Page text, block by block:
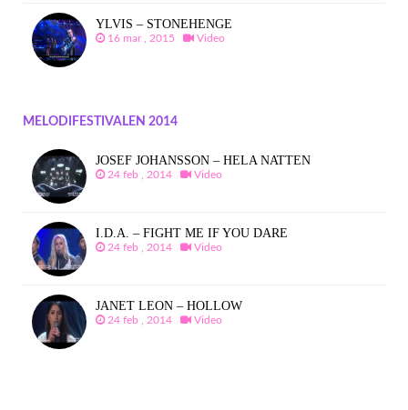
YLVIS – STONEHENGE
16 mar , 2015 Video
MELODIFESTIVALEN 2014
JOSEF JOHANSSON – HELA NATTEN
24 feb , 2014 Video
I.D.A. – FIGHT ME IF YOU DARE
24 feb , 2014 Video
JANET LEON – HOLLOW
24 feb , 2014 Video